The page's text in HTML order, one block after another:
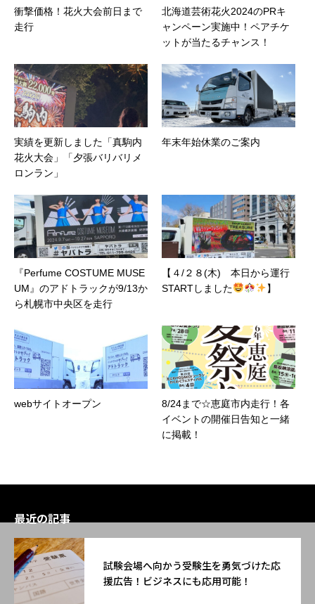
衝撃価格！花火大会前日まで
走行
北海道芸術花火2024のPRキ
ャンペーン実施中！ペアチケ
ットが当たるチャンス！
実績を更新しました「真駒内
花火大会」「夕張バリバリメ
ロンラン」
年末年始休業のご案内
『Perfume COSTUME MUSE
UM』のアドトラックが9/13か
ら札幌市中央区を走行
【４/２８(木) 本日から運行
STARTしました
】
webサイトオープン
8/24まで☆恵庭市内走行！各
イベントの開催日告知と一緒
に掲載！
最近の記事
試験会場へ向かう受験生を勇気づけた応
援広告！ビジネスにも応用可能！